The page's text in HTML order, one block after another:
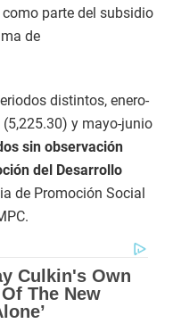
parte del subsidio
de
distintos, enero-
y mayo-junio
sin observación
del Desarrollo
de Promoción Social